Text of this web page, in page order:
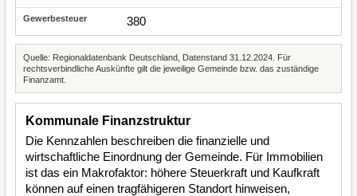
380
Quelle: Regionaldatenbank Deutschland, Datenstand 31.12.2024. Für
rechtsverbindliche Auskünfte gilt die jeweilige Gemeinde bzw. das zuständige
Finanzamt.
Kommunale Finanzstruktur
Die Kennzahlen beschreiben die finanzielle und
wirtschaftliche Einordnung der Gemeinde. Für Immobilien
ist das ein Makrofaktor: höhere Steuerkraft und Kaufkraft
können auf einen tragfähigeren Standort hinweisen,